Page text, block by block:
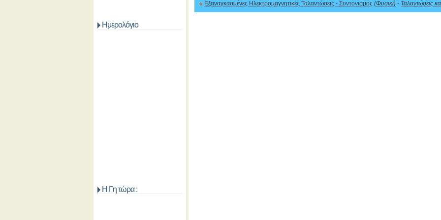
Ημερολόγιο
Η Γη τώρα :
Εξαναγκασμένες Ηλεκτρομαγνητικές Ταλαντώσεις - Συντονισμός (Φυσική - Ταλαντώσεις